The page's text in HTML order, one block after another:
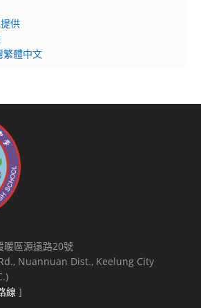
供
體中文
暖區源遠路20號
Nuannuan Dist., Keelung City
線 ]